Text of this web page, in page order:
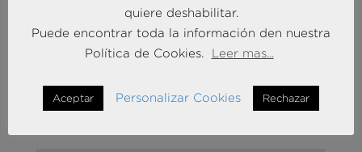
Andersen Consulting refuerza su crecimiento en
como Socio Responsable de Human Capital
quiere deshabilitar.
Puede encontrar toda la información den nuestra
Política de Cookies.
Leer mas...
Aceptar Personalizar Cookies Rechazar